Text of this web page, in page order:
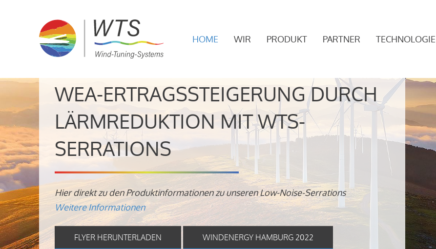
HOME WIR PRODUKT PARTNER TECHNOLOGIE
WEA-ERTRAGSSTEIGERUNG DURCH
LÄRMREDUKTION MIT WTS-
SERRATIONS
Hier direkt zu den Produktinformationen zu unseren Low-Noise-Serrations
Weitere Informationen
FLYER HERUNTERLADEN WINDENERGY HAMBURG 2022